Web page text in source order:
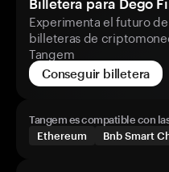
Billetera para Dego
Experimenta el futuro
billeteras de
Tangem
Conseguir billetera
Tangem es compatible con
Ethereum
Bnb Smart